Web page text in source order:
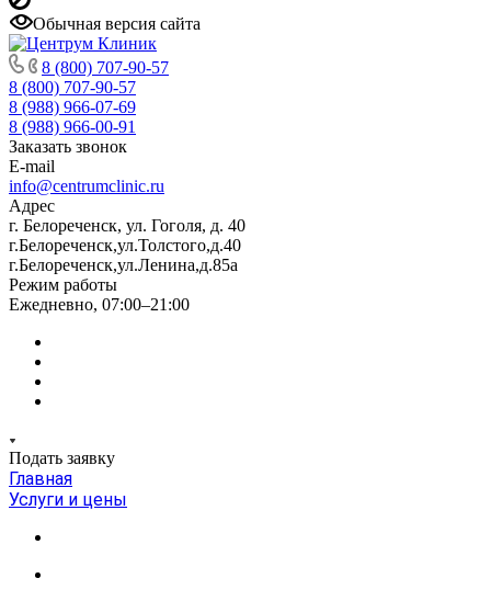
Обычная версия сайта
8 (800) 707-90-57
8 (800) 707-90-57
8 (988) 966-07-69
8 (988) 966-00-91
Заказать звонок
E-mail
info@centrumclinic.ru
Адрес
г. Белореченск, ул. Гоголя, д. 40
г.Белореченск,ул.Толстого,д.40
г.Белореченск,ул.Ленина,д.85а
Режим работы
Ежедневно, 07:00–21:00
Подать заявку
Главная
Услуги и цены